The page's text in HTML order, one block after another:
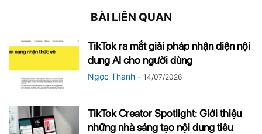
BÀI LIÊN QUAN
TikTok ra mắt giải pháp nhận diện nội
dung AI cho người dùng
Ngọc Thanh - 14/07/2026
TikTok Creator Spotlight: Giới thiệu
những nhà sáng tạo nội dung tiêu